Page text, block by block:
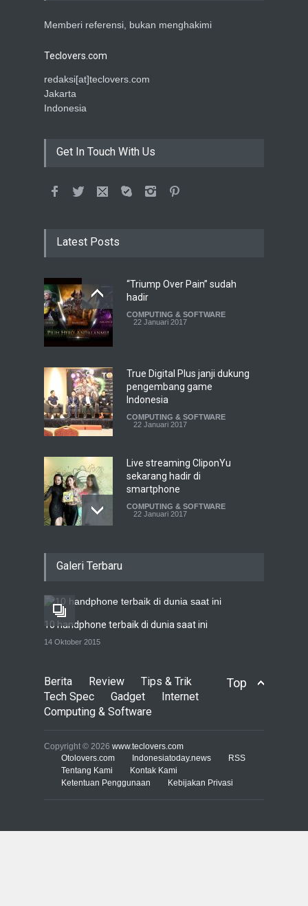
Memberi referensi, bukan menghakimi
Teclovers.com
redaksi[at]teclovers.com
Jakarta
Indonesia
Get In Touch With Us
Latest Posts
“Triump Over Pain” sudah
hadir
COMPUTING & SOFTWARE
22 Januari 2017
True Digital Plus janji dukung
pengembang game
Indonesia
COMPUTING & SOFTWARE
22 Januari 2017
Live streaming CliponYu
sekarang hadir di
smartphone
COMPUTING & SOFTWARE
22 Januari 2017
COMPUTING & SOFTWARE
7 Januari 2017
turunkan penawaran ke 4,48
miliar dolar
INTERNET
Galeri Terbaru
10 handphone terbaik di dunia saat ini
14 Oktober 2015
Top
Berita Review
Tips & Trik
Tech Spec
Gadget
Internet
Computing & Software
Copyright © 2026 www.teclovers.com
Otolovers.com
Indonesiatoday.news
RSS
Tentang Kami
Kontak Kami
Ketentuan Penggunaan
Kebijakan Privasi